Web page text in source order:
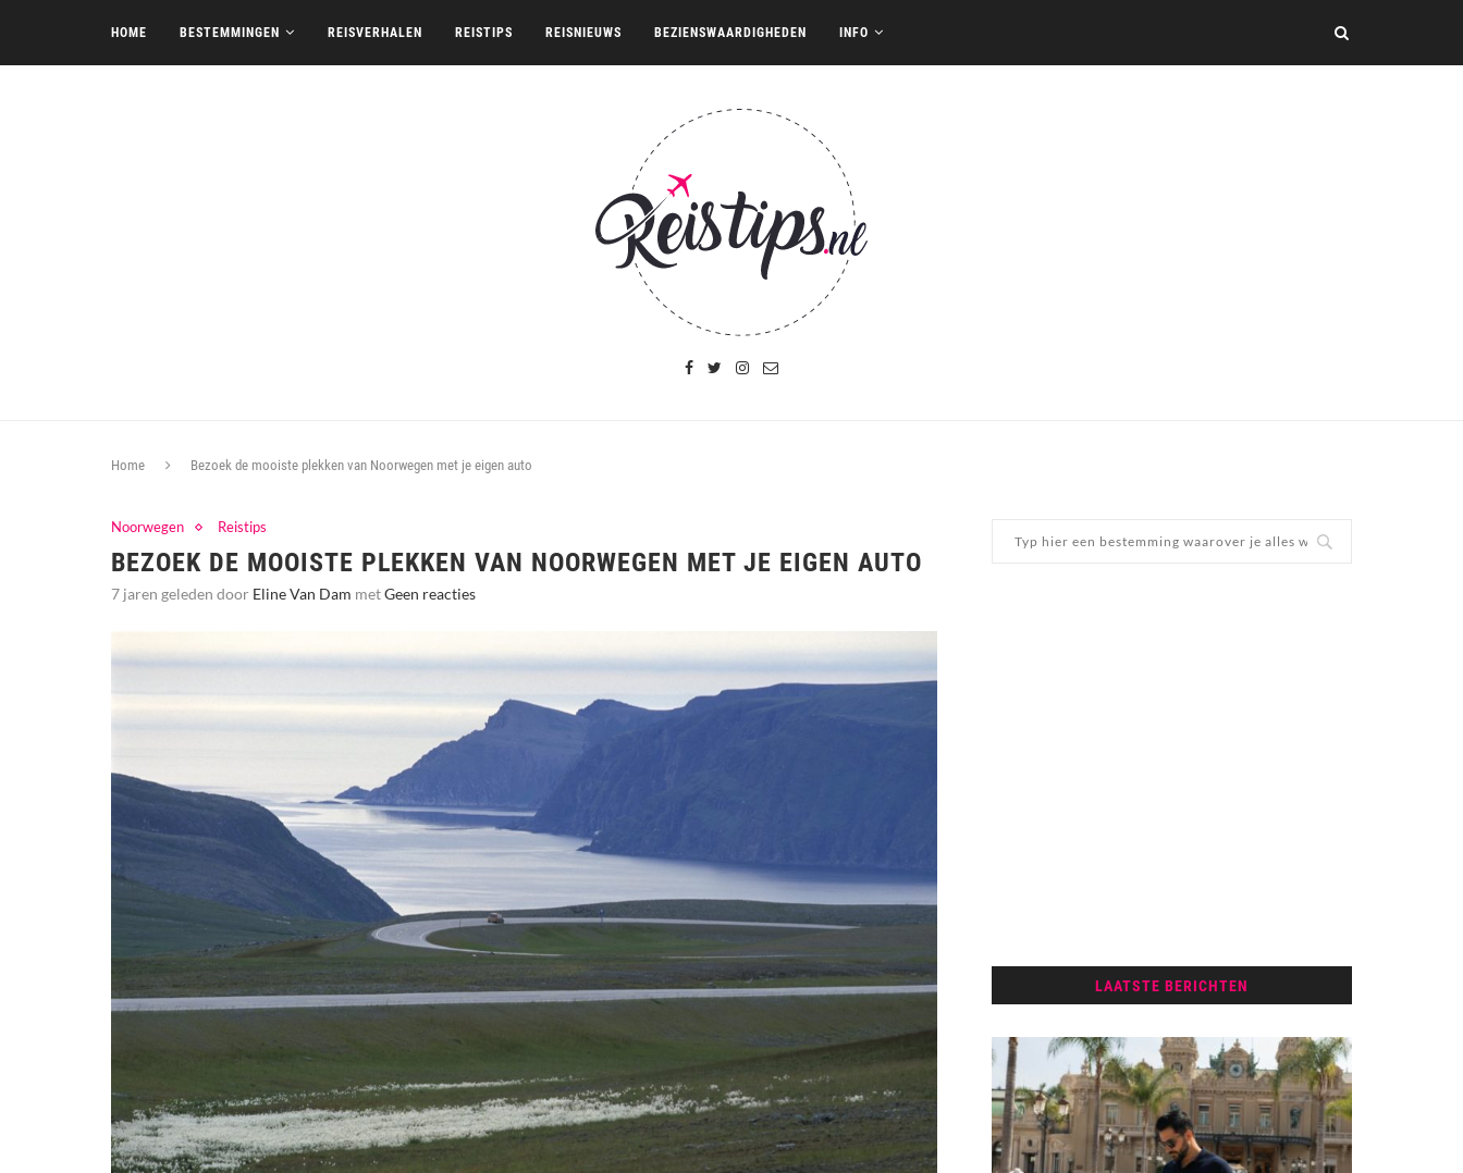
HOME BESTEMMINGEN REISVERHALEN REISTIPS REISNIEUWS BEZIENSWAARDIGHEDEN INFO
Home Bezoek de mooiste plekken van Noorwegen met je eigen auto
Noorwegen Reistips
BEZOEK DE MOOISTE PLEKKEN VAN NOORWEGEN MET JE EIGEN AUTO
7 jaren geleden door Eline Van Dam metGeen reacties
LAATSTE BERICHTEN